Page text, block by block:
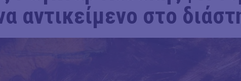
αντικείμενο στο